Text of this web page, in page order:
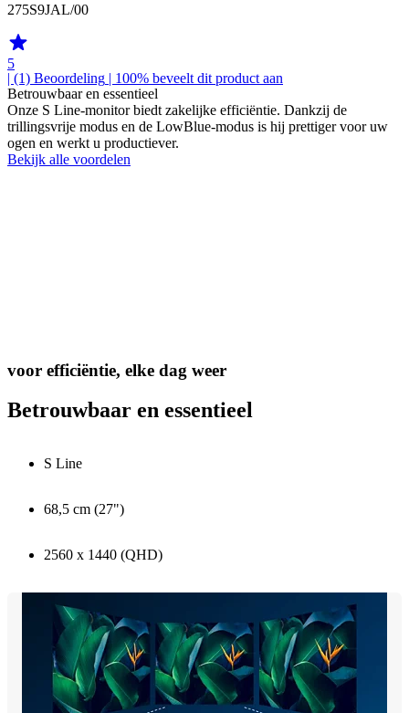
275S9JAL/00
5
| (1) Beoordeling | 100% beveelt dit product aan
Betrouwbaar en essentieel
Onze S Line-monitor biedt zakelijke efficiëntie. Dankzij de
trillingsvrije modus en de LowBlue-modus is hij prettiger voor uw
ogen en werkt u productiever.
Bekijk alle voordelen
voor efficiëntie, elke dag weer
Betrouwbaar en essentieel
S Line
68,5 cm (27")
2560 x 1440 (QHD)